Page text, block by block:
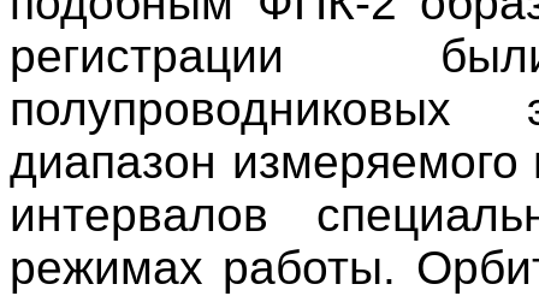
регистрации
полупроводниковых
диапазон
интервалов
режимах работы.